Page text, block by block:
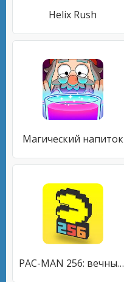
Helix Rush
Магический напиток
PAC-MAN 256: вечный лабиринт